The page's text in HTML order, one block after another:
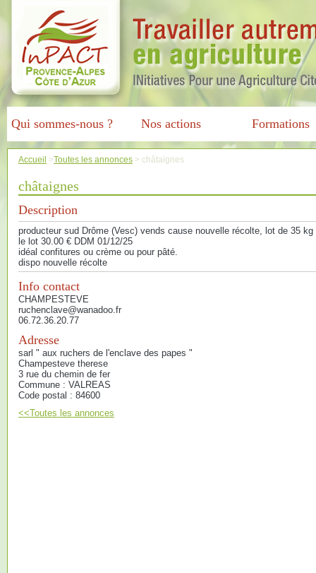
Qui sommes-nous ? Nos actions Formations
Accueil >Toutes les annonces > châtaignes
châtaignes
Description
producteur sud Drôme (Vesc) vends cause nouvelle récolte, lot de 35
le lot 30.00 € DDM 01/12/25
idéal confitures ou crème ou pour pâté.
dispo nouvelle récolte
Info contact
CHAMPESTEVE
ruchenclave@wanadoo.fr
06.72.36.20.77
Adresse
sarl " aux ruchers de l'enclave des papes "
Champesteve therese
3 rue du chemin de fer
Commune : VALREAS
Code postal : 84600
<<Toutes les annonces